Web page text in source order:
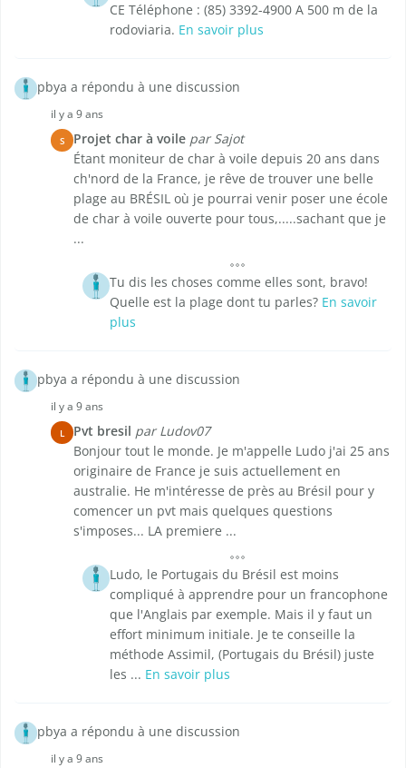
CE Téléphone : (85) 3392-4900 A 500 m de la
rodoviaria. En savoir plus
pbya a répondu à une discussion
il y a 9 ans
S Projet char à voile par Sajot
Étant moniteur de char à voile depuis 20 ans dans
ch'nord de la France, je rêve de trouver une belle
plage au BRÉSIL où je pourrai venir poser une école
de char à voile ouverte pour tous,.....sachant que je
...
Tu dis les choses comme elles sont, bravo!
Quelle est la plage dont tu parles? En savoir
plus
pbya a répondu à une discussion
il y a 9 ans
L Pvt bresil par Ludov07
Bonjour tout le monde. Je m'appelle Ludo j'ai 25 ans
originaire de France je suis actuellement en
australie. He m'intéresse de près au Brésil pour y
comencer un pvt mais quelques questions
s'imposes... LA premiere ...
Ludo, le Portugais du Brésil est moins
compliqué à apprendre pour un francophone
que l'Anglais par exemple. Mais il y faut un
effort minimum initiale. Je te conseille la
méthode Assimil, (Portugais du Brésil) juste
les ... En savoir plus
pbya a répondu à une discussion
il y a 9 ans